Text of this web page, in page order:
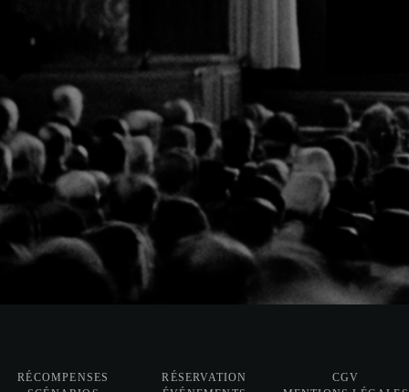
RÉCOMPENSES
RÉSERVATION
CGV